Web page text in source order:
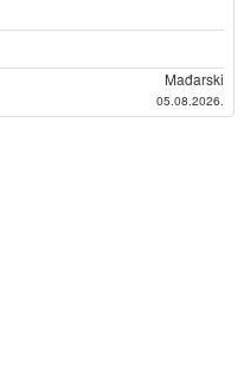
Mađarski
05.08.2026.